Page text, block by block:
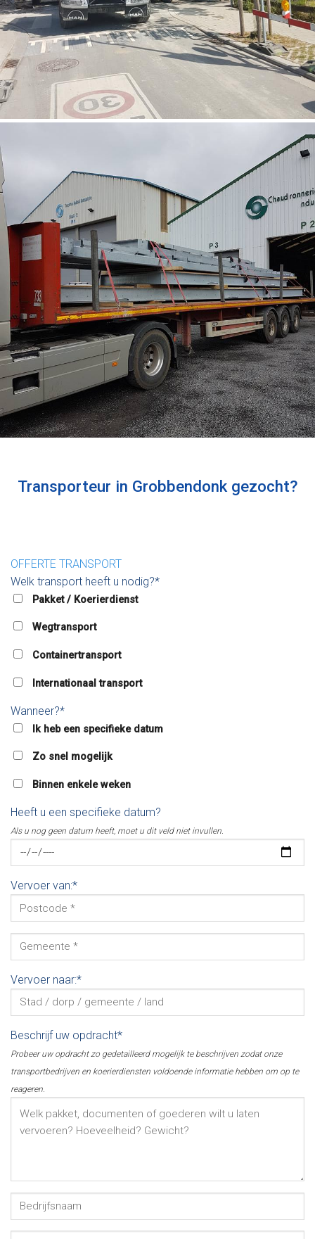
Transporteur in Grobbendonk gezocht?
OFFERTE TRANSPORT
Welk transport heeft u nodig?*
Pakket / Koerierdienst
Wegtransport
Containertransport
Internationaal transport
Wanneer?*
Ik heb een specifieke datum
Zo snel mogelijk
Binnen enkele weken
Heeft u een specifieke datum?
Als u nog geen datum heeft, moet u dit veld niet invullen.
Vervoer van:*
Vervoer naar:*
Beschrijf uw opdracht*
Probeer uw opdracht zo gedetailleerd mogelijk te beschrijven zodat onze
transportbedrijven en koerierdiensten voldoende informatie hebben om op te
reageren.